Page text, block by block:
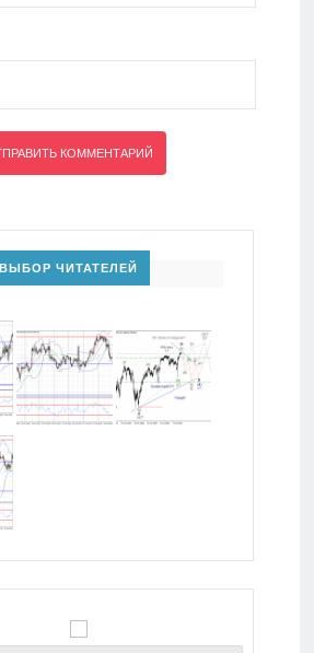
ВЫБОР ЧИТАТЕЛЕЙ